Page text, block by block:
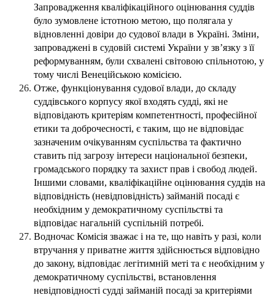
Запровадження кваліфікаційного оцінювання суддів
було зумовлене істотною метою, що полягала у
відновленні довіри до судової влади в Україні. Зміни,
запроваджені в судовій системі України у зв’язку з її
реформуванням, були схвалені світовою спільнотою, у
тому числі Венеційською комісією.
Отже, функціонування судової влади, до складу
суддівського корпусу якої входять судді, які не
відповідають критеріям компетентності, професійної
етики та доброчесності, є таким, що не відповідає
зазначеним очікуванням суспільства та фактично
ставить під загрозу інтереси національної безпеки,
громадського порядку та захист прав і свобод людей.
Іншими словами, кваліфікаційне оцінювання суддів на
відповідність (невідповідність) займаній посаді є
необхідним у демократичному суспільстві та
відповідає нагальній суспільній потребі.
Водночас Комісія зважає і на те, що навіть у разі, коли
втручання у приватне життя здійснюється відповідно
до закону, відповідає легітимній меті та є необхідним у
демократичному суспільстві, встановлення
невідповідності судді займаній посаді за критеріями